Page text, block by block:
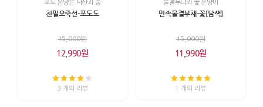
포도 문양은 다산과 풍
친필오죽선-포도도
15,000원
12,990원
3 개의 리뷰
물결무늬와 꽃 문양이
민속물결부채-꽃[남색]
15,000원
11,990원
1 개의 리뷰